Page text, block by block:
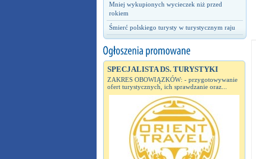
Mniej wykupionych wycieczek niż przed
rokiem
Śmierć polskiego turysty w turystycznym raju
SPECJALISTA DS. TURYSTYKI
ZAKRES OBOWIĄZKÓW: - przygotowywanie
ofert turystycznych, ich sprawdzanie oraz...